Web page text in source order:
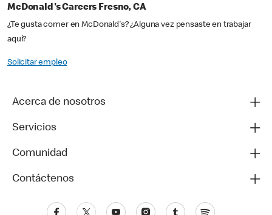
McDonald's Careers Fresno, CA
¿Te gusta comer en McDonald's? ¿Alguna vez pensaste en trabajar
aquí?
Solicitar empleo
Acerca de nosotros
Servicios
Comunidad
Contáctenos